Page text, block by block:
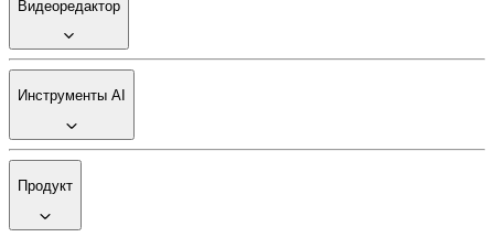
Видеоредактор
Инструменты AI
Продукт